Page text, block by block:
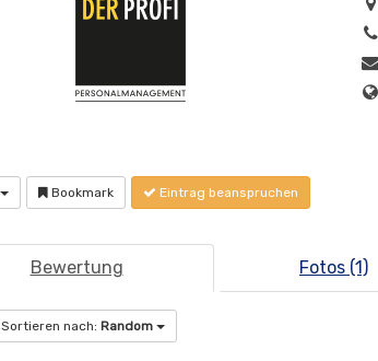
Bookmark Eintrag beanspruchen
Bewertung Fotos (1)
Sortieren nach: Random